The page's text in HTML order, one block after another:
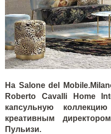
На Salone del
Roberto Cavalli Home
капсульную
креативным
Пульизи.